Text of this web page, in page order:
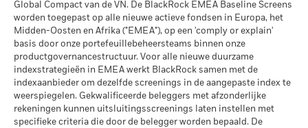
Beperkende
benchmark 1
(%) USD
3,9
Het rendement is weergegeven na aftrek van de lopende
kosten. Instap-/uitstapvergoedingen worden niet in
aanmerking genomen bij de berekening.
De getoonde cijfers hebben betrekking op de prestaties in het
Betrokkenheid van
bedrijfsleven Dekking
per 30/jun/2026
Percentage niet-gedekt
Fonds
per 30/jun/2026
89,22%
Global Compact van de VN. De BlackRock EMEA Baseline Screens
worden toegepast op alle nieuwe actieve fondsen in Europa, het
Midden-Oosten en Afrika ("EMEA"), op een 'comply or explain'
basis door onze portefeuillebeheersteams binnen onze
productgovernancestructuur. Voor alle nieuwe duurzame
indexstrategieën in EMEA werkt BlackRock samen met de
indexaanbieder om dezelfde screenings in de aangepaste index te
weerspiegelen. Gekwalificeerde beleggers met afzonderlijke
rekeningen kunnen uitsluitingsscreenings laten instellen met
specifieke criteria die door de belegger worden bepaald. De